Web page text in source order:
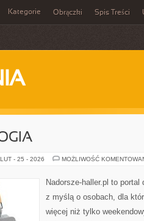
Kategorie Obrączki Spis Treści
LUT - 25 - 2026 MOŻLIWOŚĆ
Nadorsze-haller.pl to portal
z myślą o osobach, dla
więcej niż tylko